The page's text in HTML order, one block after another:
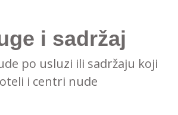
i sadržaj
po usluzi ili sadržaju koji
i centri nude